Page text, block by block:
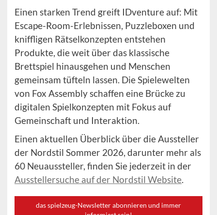
Einen starken Trend greift IDventure auf: Mit
Escape-Room-Erlebnissen, Puzzleboxen und
kniffligen Rätselkonzepten entstehen
Produkte, die weit über das klassische
Brettspiel hinausgehen und Menschen
gemeinsam tüfteln lassen. Die Spielewelten
von Fox Assembly schaffen eine Brücke zu
digitalen Spielkonzepten mit Fokus auf
Gemeinschaft und Interaktion.
Einen aktuellen Überblick über die Aussteller
der Nordstil Sommer 2026, darunter mehr als
60 Neuaussteller, finden Sie jederzeit in der
Ausstellersuche auf der Nordstil Website.
das spielzeug-Newsletter abonnieren und immer